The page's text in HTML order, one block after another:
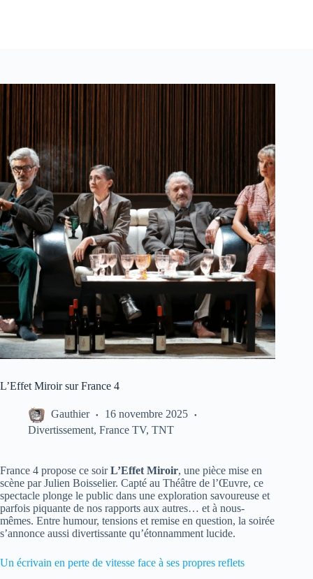
L’Effet Miroir sur France 4
Gauthier
16 novembre 2025
Divertissement, France TV, TNT
France 4 propose ce soirL’Effet Miroir, une pièce mise en
scène par Julien Boisselier. Capté au Théâtre de l’Œuvre, ce
spectacle plonge le public dans une exploration savoureuse et
parfois piquante de nos rapports aux autres… et à nous-
mêmes. Entre humour, tensions et remise en question, la soirée
s’annonce aussi divertissante qu’étonnamment lucide.
Un écrivain en perte de vitesse face à ses propres reflets